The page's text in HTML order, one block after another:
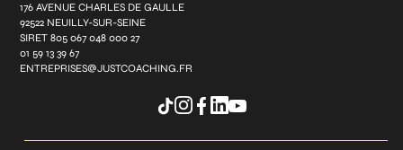
176 AVENUE CHARLES DE GAULLE
92522 NEUILLY-SUR-SEINE
SIRET 805 067 048 000 27
01 59 13 39 67
ENTREPRISES@JUSTCOACHING.FR